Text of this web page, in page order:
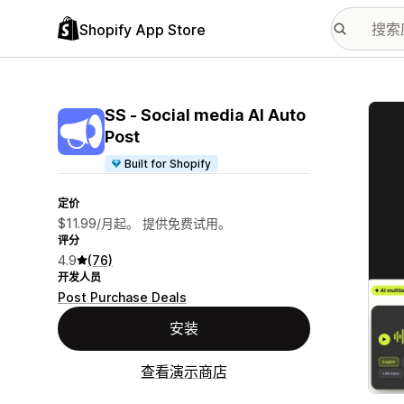
Shopify App Store
SS ‑ Social media AI Auto
Post
Built for Shopify
定价
$11.99/月起。 提供免费试用。
评分
4.9 (76)
开发人员
Post Purchase Deals
安装
查看演示商店
配图